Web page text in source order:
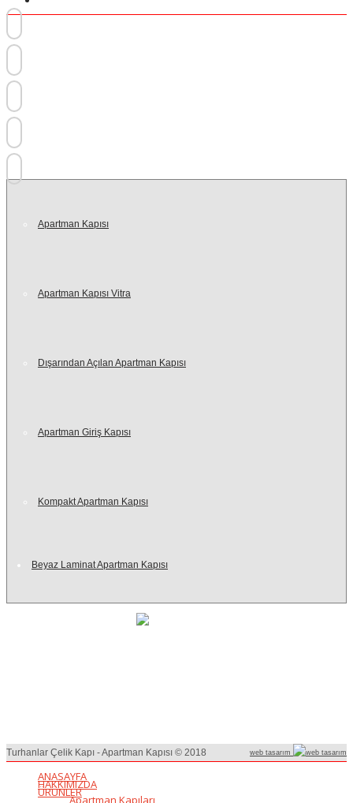
Apartman Kapısı
Apartman Kapısı Vitra
Dışarından Açılan Apartman Kapısı
Apartman Giriş Kapısı
Kompakt Apartman Kapısı
Beyaz Laminat Apartman Kapısı
Turhanlar Çelik Kapı - Apartman Kapısı © 2018 web tasarım
ANASAYFA
HAKKIMIZDA
ÜRÜNLER
Apartman Kapıları